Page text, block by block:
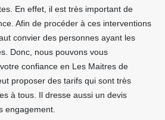
En effet, il est très important de
Afin de procéder à ces interventions
convier des personnes ayant les
Donc, nous pouvons vous
confiance en Les Maitres de
proposer des tarifs qui sont très
à tous. Il dresse aussi un devis
engagement.